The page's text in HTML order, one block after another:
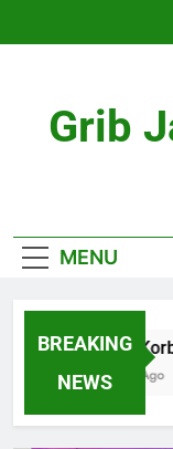
Grib
MENU
BREAKING
NEWS
Diduga Korban
4 Months Ago